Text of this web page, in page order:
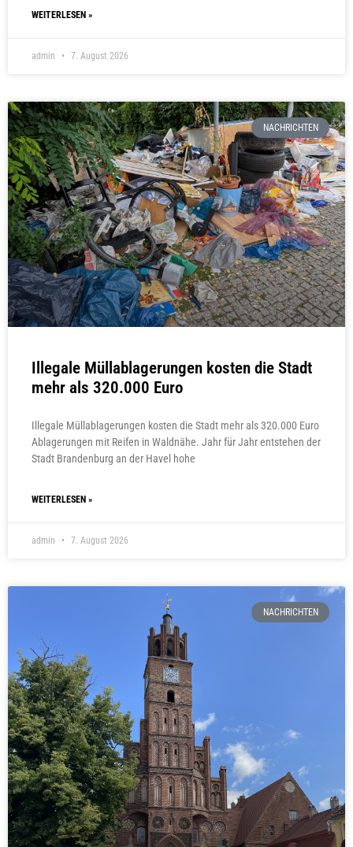
WEITERLESEN »
admin 7. August 2026
NACHRICHTEN
Illegale Müllablagerungen kosten die Stadt
mehr als 320.000 Euro
Illegale Müllablagerungen kosten die Stadt mehr als 320.000 Euro
Ablagerungen mit Reifen in Waldnähe. Jahr für Jahr entstehen der
Stadt Brandenburg an der Havel hohe
WEITERLESEN »
admin 7. August 2026
NACHRICHTEN